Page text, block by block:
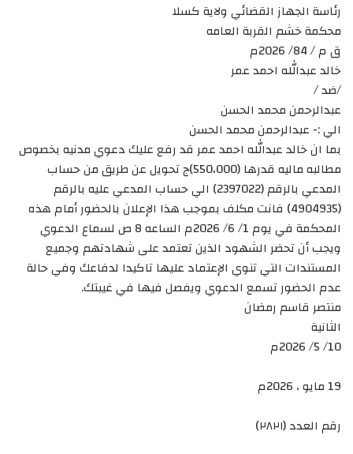
رئاسة الجهاز القضائي ولاية كسلا
محكمة خشم القربة العامه
ق م / 84/ 2026م
خالد عبدالله احمد عمر
/ضد /
عبدالرحمن محمد الحسن
الي :- عبدالرحمن محمد الحسن
بما ان خالد عبدالله احمد عمر قد رفع عليك دعوي مدنيه بخصوص
مطالبه ماليه قدرها (550،000)ج تحويل عن طريق من حساب
المدعي بالرقم (2397022) الي حساب المدعي عليه بالرقم
(4904935) فانت مكلف بموجب هذا الإعلان بالحضور أمام هذه
المحكمة في يوم 1/ 6/ 2026م الساعه 8 ص لسماع الدعوي
ويجب أن تحضر الشهود الذين تعتمد على شهادتهم وجميع
المستندات التي تنوي الإعتماد عليها تاكيدا لدفاعك وفي حالة
عدم الحضور تسمع الدعوي ويفصل فيها في غيبتك.
منتصر قاسم رمضان
الثانية
10/ 5/ 2026م
رقم العدد (٢٨٢١)